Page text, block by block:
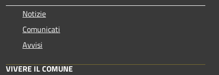
Notizie
Comunicati
Avvisi
VIVERE IL COMUNE